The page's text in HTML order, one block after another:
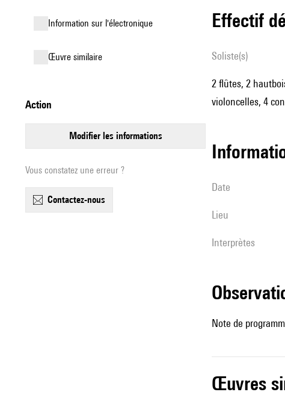
Information sur l'électronique
œuvre similaire
action
modifier les informations
Vous constatez une erreur ?
contactez-nous
effectif
Soliste(s)
2 flûtes, 2
violoncelles, 4
date
lieu
interprètes
Note de
œuvres